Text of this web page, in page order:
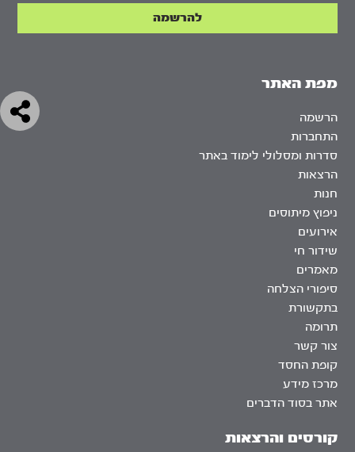
מפת האתר
הרשמה
התחברות
סדרות ומסלולי לימוד באתר
הרצאות
חנות
ניפוץ מיתוסים
אירועים
שידור חי
מאמרים
סיפורי הצלחה
בתקשורת
תרומה
צור קשר
קופת החסד
מרכז מידע
אתר בסוד הדברים
קורסים והרצאות